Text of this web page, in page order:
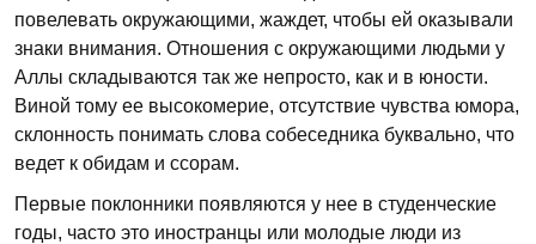
повелевать окружающими, жаждет, чтобы ей оказывали
знаки внимания. Отношения с окружающими людьми у
Аллы складываются так же непросто, как и в юности.
Виной тому ее высокомерие, отсутствие чувства юмора,
склонность понимать слова собеседника буквально, что
ведет к обидам и ссорам.
Первые поклонники появляются у нее в студенческие
годы, часто это иностранцы или молодые люди из